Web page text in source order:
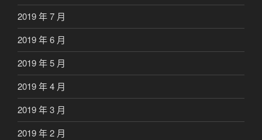
2019 年 7 月
2019 年 6 月
2019 年 5 月
2019 年 4 月
2019 年 3 月
2019 年 2 月